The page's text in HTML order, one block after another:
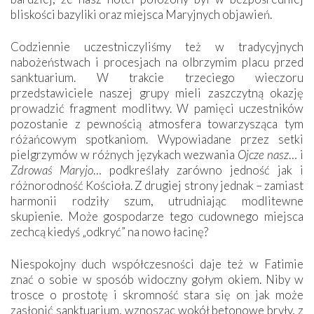
bliskości bazyliki oraz miejsca Maryjnych objawień.
Codziennie uczestniczyliśmy też w tradycyjnych
nabożeństwach i procesjach na olbrzymim placu przed
sanktuarium. W trakcie trzeciego wieczoru
przedstawiciele naszej grupy mieli zaszczytną okazję
prowadzić fragment modlitwy. W pamięci uczestników
pozostanie z pewnością atmosfera towarzysząca tym
różańcowym spotkaniom. Wypowiadane przez setki
pielgrzymów w różnych językach wezwania Ojcze nasz… i
Zdrowaś Maryjo… podkreślały zarówno jedność jak i
różnorodność Kościoła. Z drugiej strony jednak – zamiast
harmonii rodziły szum, utrudniając modlitewne
skupienie. Może gospodarze tego cudownego miejsca
zechcą kiedyś „odkryć” na nowo łacinę?
Niespokojny duch współczesności daje też w Fatimie
znać o sobie w sposób widoczny gołym okiem. Niby w
trosce o prostotę i skromność stara się on jak może
zasłonić sanktuarium, wznosząc wokół betonowe bryły, z